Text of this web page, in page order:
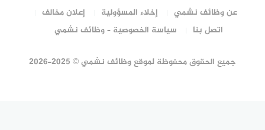
عن وظائف نشمي إخلاء المسؤولية
إعلان مخالف
اتصل بنا
سياسة الخصوصية – وظائف نشمي
جميع الحقوق محفوظة لموقع وظائف نشمي © 2025-2026